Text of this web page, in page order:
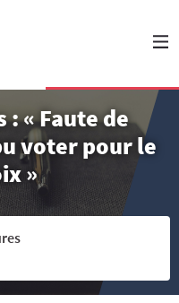
« Faute de
voter pour le
»